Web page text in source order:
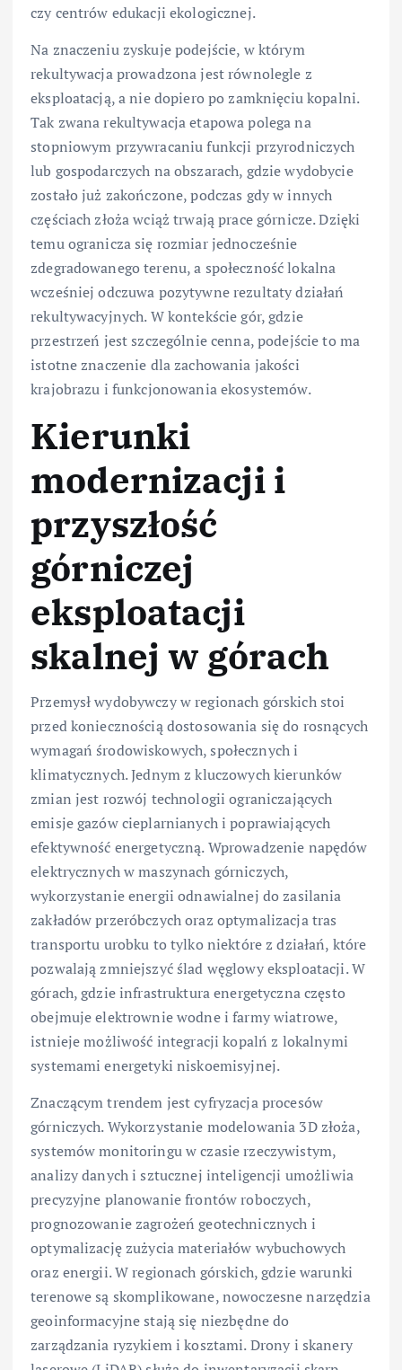
czy centrów edukacji ekologicznej.
Na znaczeniu zyskuje podejście, w którym
rekultywacja prowadzona jest równolegle z
eksploatacją, a nie dopiero po zamknięciu kopalni.
Tak zwana rekultywacja etapowa polega na
stopniowym przywracaniu funkcji przyrodniczych
lub gospodarczych na obszarach, gdzie wydobycie
zostało już zakończone, podczas gdy w innych
częściach złoża wciąż trwają prace górnicze. Dzięki
temu ogranicza się rozmiar jednocześnie
zdegradowanego terenu, a społeczność lokalna
wcześniej odczuwa pozytywne rezultaty działań
rekultywacyjnych. W kontekście gór, gdzie
przestrzeń jest szczególnie cenna, podejście to ma
istotne znaczenie dla zachowania jakości
krajobrazu i funkcjonowania ekosystemów.
Kierunki
modernizacji i
przyszłość
górniczej
eksploatacji
skalnej w górach
Przemysł wydobywczy w regionach górskich stoi
przed koniecznością dostosowania się do rosnących
wymagań środowiskowych, społecznych i
klimatycznych. Jednym z kluczowych kierunków
zmian jest rozwój technologii ograniczających
emisje gazów cieplarnianych i poprawiających
efektywność energetyczną. Wprowadzenie napędów
elektrycznych w maszynach górniczych,
wykorzystanie energii odnawialnej do zasilania
zakładów przeróbczych oraz optymalizacja tras
transportu urobku to tylko niektóre z działań, które
pozwalają zmniejszyć ślad węglowy eksploatacji. W
górach, gdzie infrastruktura energetyczna często
obejmuje elektrownie wodne i farmy wiatrowe,
istnieje możliwość integracji kopalń z lokalnymi
systemami energetyki niskoemisyjnej.
Znaczącym trendem jest cyfryzacja procesów
górniczych. Wykorzystanie modelowania 3D złoża,
systemów monitoringu w czasie rzeczywistym,
analizy danych i sztucznej inteligencji umożliwia
precyzyjne planowanie frontów roboczych,
prognozowanie zagrożeń geotechnicznych i
optymalizację zużycia materiałów wybuchowych
oraz energii. W regionach górskich, gdzie warunki
terenowe są skomplikowane, nowoczesne narzędzia
geoinformacyjne stają się niezbędne do
zarządzania ryzykiem i kosztami. Drony i skanery